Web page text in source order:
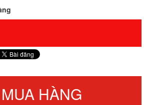
MUA HÀNG